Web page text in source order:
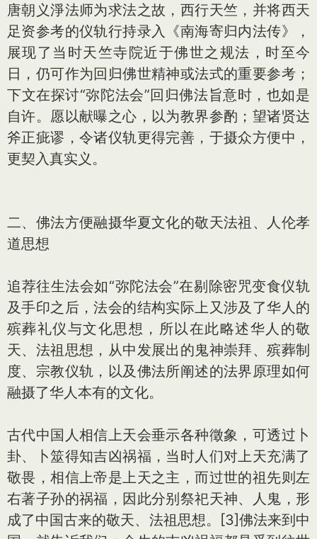
唐朝义淨法师为求法之故，西行天竺，并将西天
足资参考的仪轨行持录入《南海寄归内法传》，
展现了当时天竺寺院近于佛世之规法，时至今
日，仍可作为回归佛世精神或法式的重要参考；
下文在探讨“弥陀法会”回归佛法旨意时，也如是
自许。愿以献曝之心，以为教界参酌；望诸贤达
斧正疵谬，令诸仪轨更得完善，于摄众方便中，
更契入真实义。
二、佛法方便融摄华夏文化的敬天法祖、人伦孝
道思想
追荐往生法会如“弥陀法会”在剔除密咒变食仪轨
及手印之后，法会的结构实际上又涉及了华人的
殡葬礼仪与文化思想，所以在此略述华人的敬
天、法祖思想，从中发展出的鬼神崇拜、殡葬制
度、宗教仪轨，以及佛法所阐述的法界原理如何
融摄了华人本有的文化。
古代中国人相信上天会垂示各种徵象，可透过卜
卦、卜筮得知吉凶祸福，当时人们对上天充满了
敬畏，相信上帝是上天之主，而过世的祖先则左
右著子孙的祸福，因此分别祭祀天神、人鬼，形
成了中国古来的敬天、法祖思想。[3]佛法来到中